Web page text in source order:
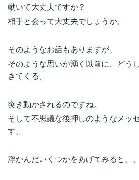
動いて大丈夫ですか？
相手と会って大丈夫でしょうか。
そのようなお話もありますが、
そのような思いが湧く以前に、どう
きてくる。
突き動かされるのですね。
そして不思議な後押しのようなメッ
す。
浮かんだいくつかをあげてみると。。